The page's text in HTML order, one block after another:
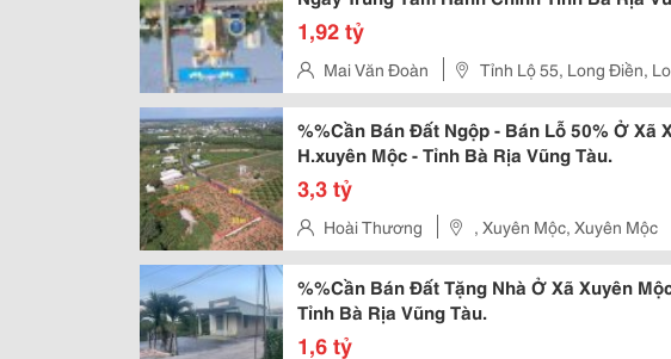
1,92 tỷ
Mai Văn Đoàn Tỉnh Lộ 55, Long Điền,
%%Cần Bán Đất Ngộp - Bán Lỗ 50% Ở Xã
H.xuyên Mộc - Tỉnh Bà Rịa Vũng Tàu.
3,3 tỷ
Hoài Thương , Xuyên Mộc, Xuyên Mộc
%%Cần Bán Đất Tặng Nhà Ở Xã Xuyên
Tỉnh Bà Rịa Vũng Tàu.
1,6 tỷ